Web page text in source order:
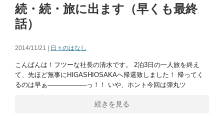
続・続・旅に出ます（早くも最終
話）
2014/11/21 | 日々のはなし
こんばんは！フツーな社長の清水です。 2泊3日の一人旅を終え
て、先ほど無事にHIGASHIOSAKAへ帰還致しました！ 帰ってく
るのは早ぁ――――――っ！！ いや、ホント今回は弾丸ツ
続きを見る